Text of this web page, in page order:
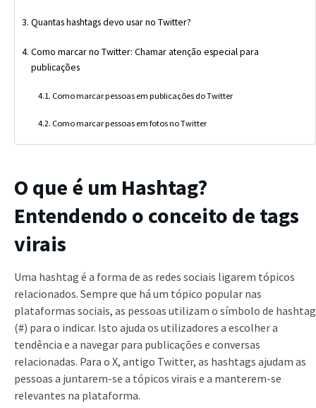
Quantas hashtags devo usar no Twitter?
Como marcar no Twitter: Chamar atenção especial para
publicações
Como marcar pessoas em publicações do Twitter
Como marcar pessoas em fotos no Twitter
O que é um Hashtag?
Entendendo o conceito de tags
virais
Uma hashtag é a forma de as redes sociais ligarem tópicos
relacionados. Sempre que há um tópico popular nas
plataformas sociais, as pessoas utilizam o símbolo de hashtag
(#) para o indicar. Isto ajuda os utilizadores a escolher a
tendência e a navegar para publicações e conversas
relacionadas. Para o X, antigo Twitter, as hashtags ajudam as
pessoas a juntarem-se a tópicos virais e a manterem-se
relevantes na plataforma.